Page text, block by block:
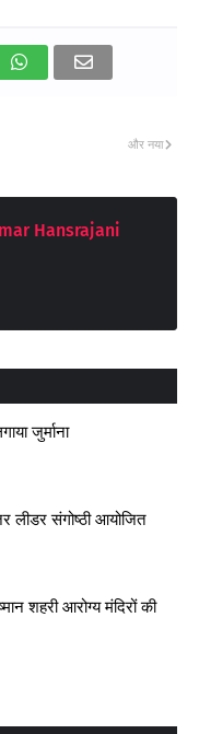
और नया
Hansrajani
जुर्माना
लीडर संगोष्ठी आयोजित
शहरी आरोग्य मंदिरों की